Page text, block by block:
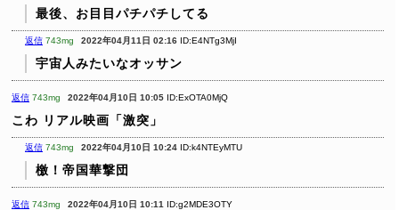
最後、お目目パチパチしてる
返信 743mg 2022年04月11日 02:16 ID:E4NTg3MjI
宇宙人みたいなオッサン
返信 743mg 2022年04月10日 10:05 ID:ExOTA0MjQ
こわ リアル映画「激突」
返信 743mg 2022年04月10日 10:24 ID:k4NTEyMTU
檄！帝国華撃団
返信 743mg 2022年04月10日 10:11 ID:g2MDE3OTY